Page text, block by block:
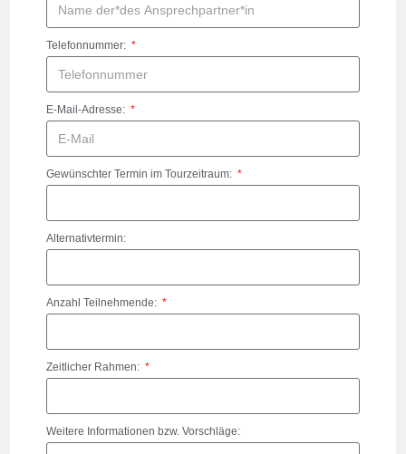
Telefonnummer:
E-Mail-Adresse:
Gewünschter Termin im Tourzeitraum:
Alternativtermin:
Anzahl Teilnehmende:
Zeitlicher Rahmen:
Weitere Informationen bzw. Vorschläge: